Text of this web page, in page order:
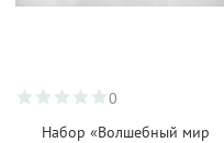
0
Набор «Волшебный мир